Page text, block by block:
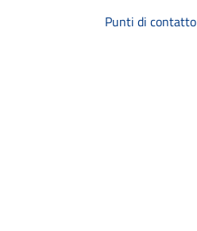
Punti di contatto